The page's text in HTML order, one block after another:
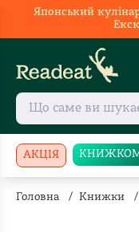
Японський
АКЦІЯ
Головна / Книжки /